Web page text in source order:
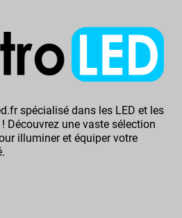
spécialisé dans les LED et les
Découvrez une vaste sélection
illuminer et équiper votre